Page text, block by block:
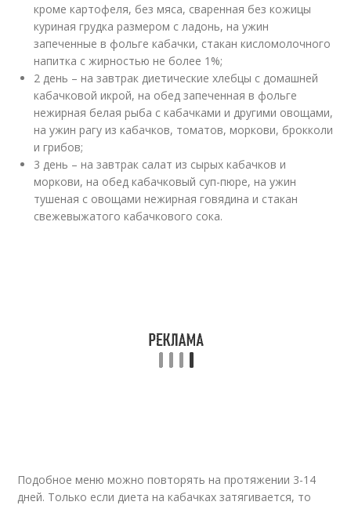
кроме картофеля, без мяса, сваренная без кожицы
куриная грудка размером с ладонь, на ужин
запеченные в фольге кабачки, стакан кисломолочного
напитка с жирностью не более 1%;
2 день – на завтрак диетические хлебцы с домашней
кабачковой икрой, на обед запеченная в фольге
нежирная белая рыба с кабачками и другими овощами,
на ужин рагу из кабачков, томатов, моркови, брокколи
и грибов;
3 день – на завтрак салат из сырых кабачков и
моркови, на обед кабачковый суп-пюре, на ужин
тушеная с овощами нежирная говядина и стакан
свежевыжатого кабачкового сока.
Подобное меню можно повторять на протяжении 3-14
дней. Только если диета на кабачках затягивается, то